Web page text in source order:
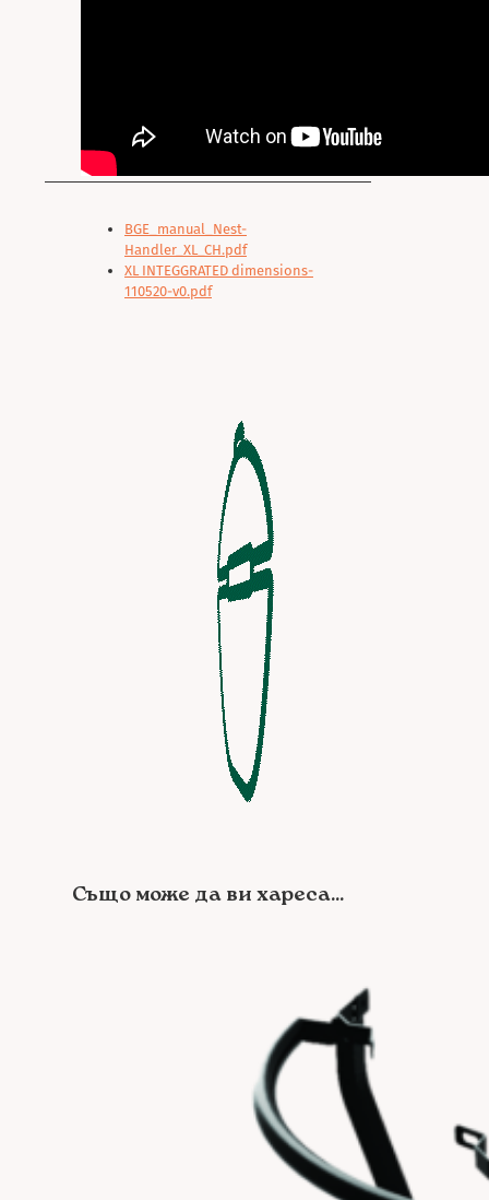
BGE_manual_Nest-
Handler_XL_CH.pdf
XL INTEGGRATED dimensions-
110520-v0.pdf
Също може да ви хареса...